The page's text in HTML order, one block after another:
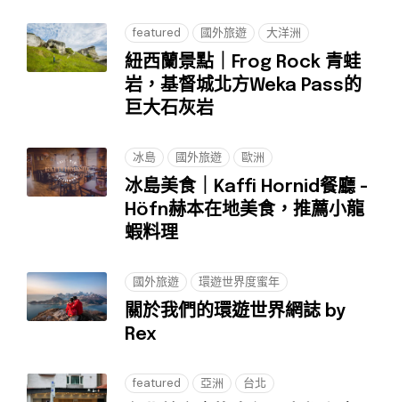
featured 國外旅遊 大洋洲
紐西蘭景點｜Frog Rock 青蛙
岩，基督城北方Weka Pass的
巨大石灰岩
冰島 國外旅遊 歐洲
冰島美食｜Kaffi Hornid餐廳 -
Höfn赫本在地美食，推薦小龍
蝦料理
國外旅遊 環遊世界度蜜年
關於我們的環遊世界網誌 by
Rex
featured 亞洲 台北